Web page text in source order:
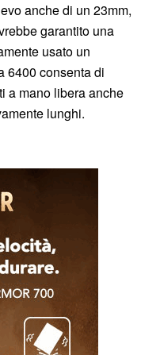
anche di un 23mm,
garantito una
usato un
6400 consenta di
a mano libera anche
lunghi.